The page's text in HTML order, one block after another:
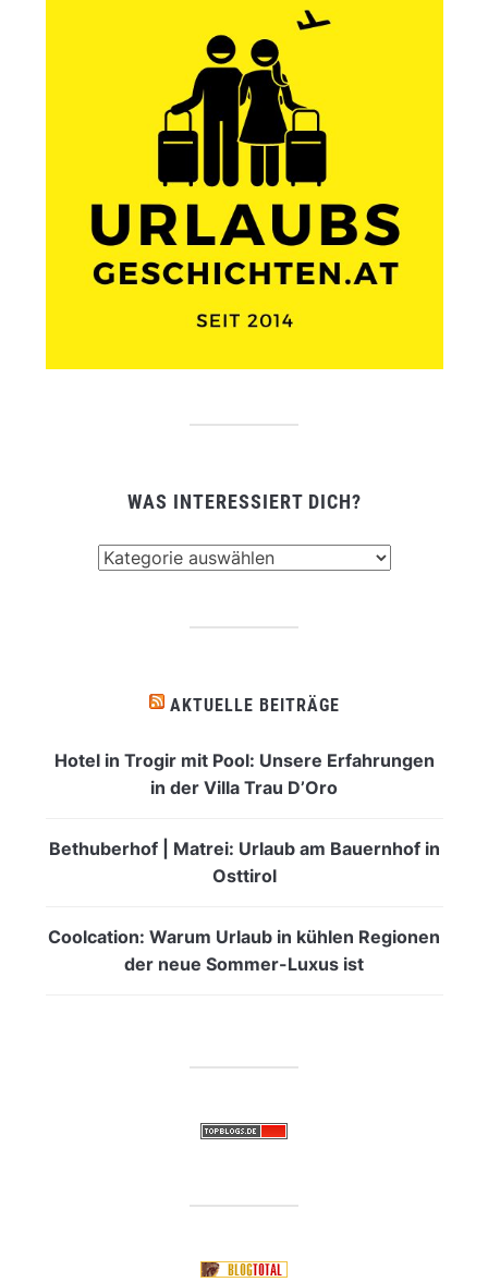
WAS INTERESSIERT DICH?
AKTUELLE BEITRÄGE
Hotel in Trogir mit Pool: Unsere Erfahrungen
in der Villa Trau D’Oro
Bethuberhof | Matrei: Urlaub am Bauernhof in
Osttirol
Coolcation: Warum Urlaub in kühlen Regionen
der neue Sommer-Luxus ist